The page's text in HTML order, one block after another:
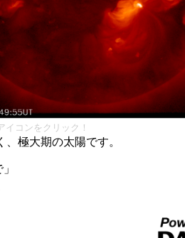
コンをクリック！
、極大期の太陽です。